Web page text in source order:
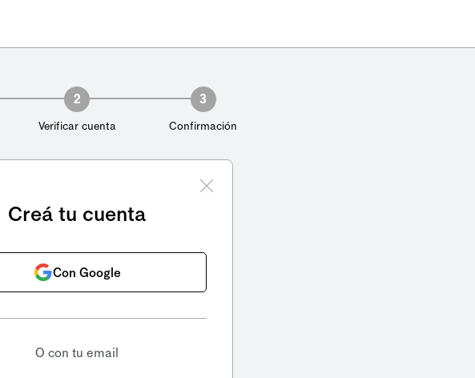
2
Verificar cuenta
3
Confirmación
Creá tu cuenta
Con Google
O con tu email